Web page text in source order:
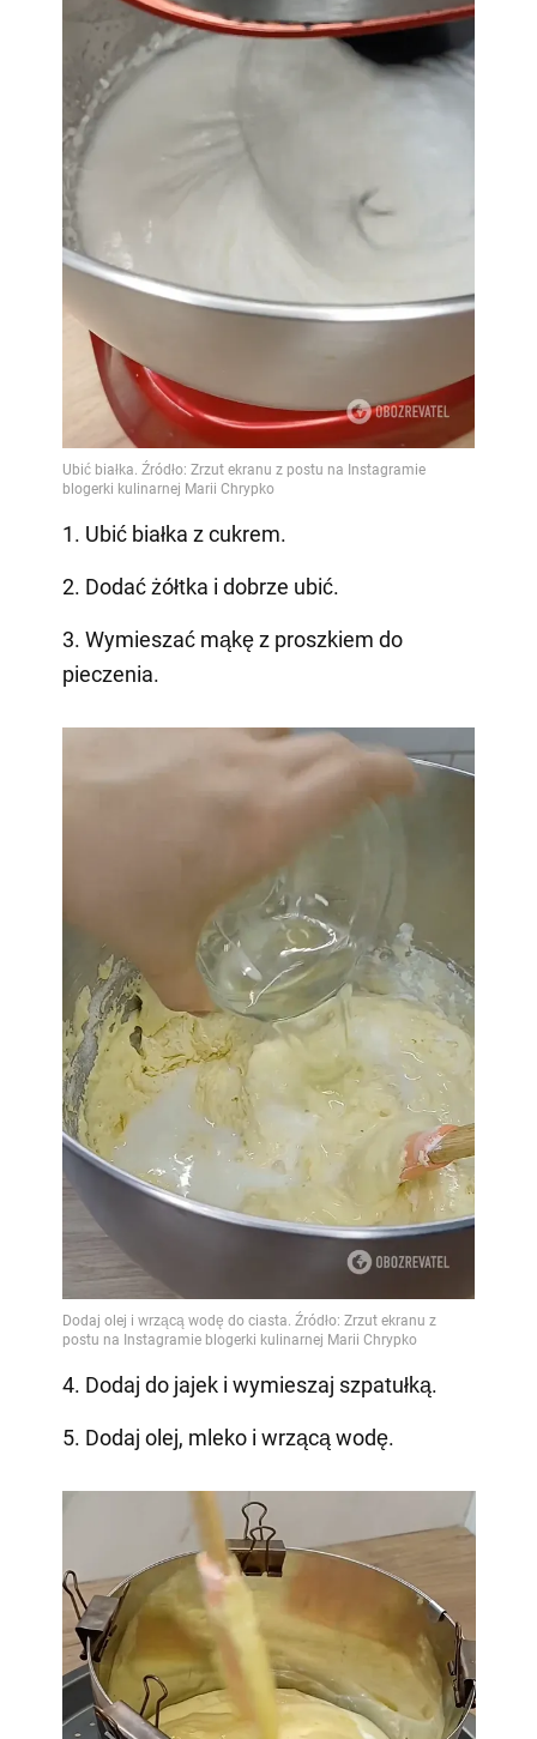
1. Ubić białka z cukrem.
2. Dodać żółtka i dobrze ubić.
3. Wymieszać mąkę z proszkiem do
pieczenia.
4. Dodaj do jajek i wymieszaj szpatułką.
5. Dodaj olej, mleko i wrzącą wodę.